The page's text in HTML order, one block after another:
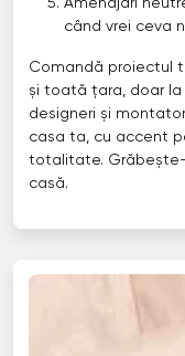
Amenajări
când vrei ceva
Comandă proiectul
și toată țara, doar la
designeri și
casa ta, cu accent
totalitate.
casă.